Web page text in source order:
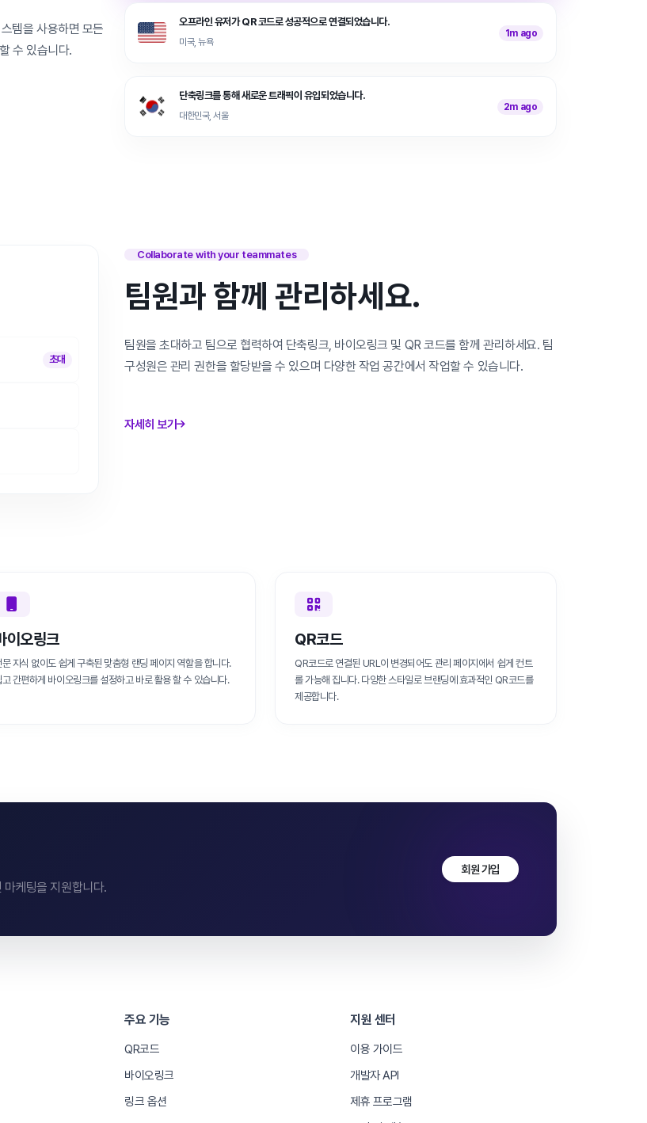
오프라인 유저가 QR 코드로 성공적으로 연결되었습니다.
미국, 뉴욕
1m ago
단축링크를 통해 새로운 트래픽이 유입되었습니다.
대한민국, 서울
2m ago
템을 사용하면 모든
수 있습니다.
초대
Collaborate with your teammates
팀원과 함께 관리하세요.
팀원을 초대하고 팀으로 협력하여 단축링크, 바이오링크 및 QR 코드를 함께 관리하세요. 팀
구성원은 관리 권한을 할당받을 수 있으며 다양한 작업 공간에서 작업할 수 있습니다.
자세히 보기
이오링크
문 지식 없이도 쉽게 구축된 맞춤형 랜딩 페이지 역할을 합니다.
고 간편하게 바이오링크를 설정하고 바로 활용 할 수 있습니다.
QR코드
QR코드로 연결된 URL이 변경되어도 관리 페이지에서 쉽게 컨트
롤 가능해 집니다. 다양한 스타일로 브랜딩에 효과적인 QR코드를
제공합니다.
케팅을 지원합니다.
회원 가입
주요 기능
QR코드
바이오링크
링크 옵션
지원 센터
이용 가이드
개발자 API
제휴 프로그램